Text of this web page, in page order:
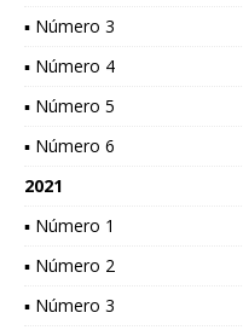
▪ Número 3
▪ Número 4
▪ Número 5
▪ Número 6
2021
▪ Número 1
▪ Número 2
▪ Número 3